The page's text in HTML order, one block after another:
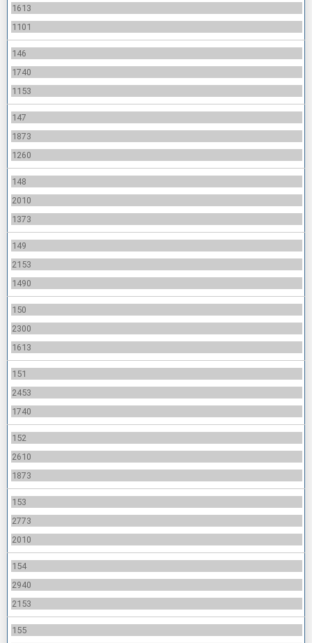
1613
1101
146
1740
1153
147
1873
1260
148
2010
1373
149
2153
1490
150
2300
1613
151
2453
1740
152
2610
1873
153
2773
2010
154
2940
2153
155